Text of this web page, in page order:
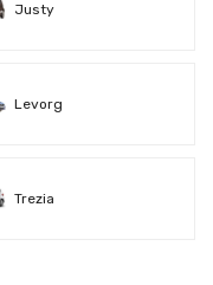
Justy
Levorg
Trezia